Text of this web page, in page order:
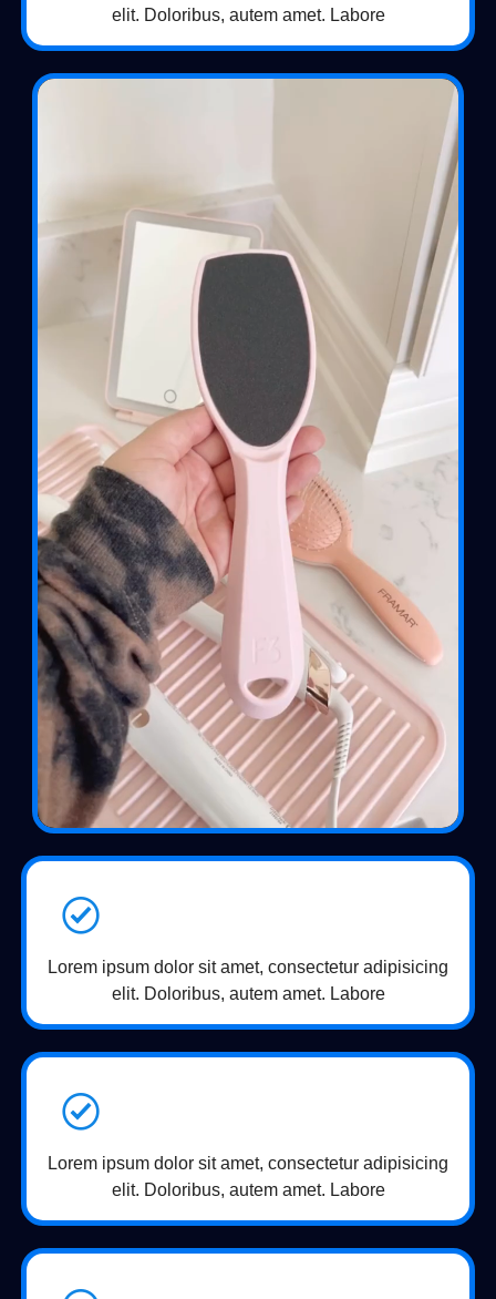
elit. Doloribus, autem amet. Labore
Lorem ipsum dolor sit amet, consectetur adipisicing
elit. Doloribus, autem amet. Labore
Lorem ipsum dolor sit amet, consectetur adipisicing
elit. Doloribus, autem amet. Labore